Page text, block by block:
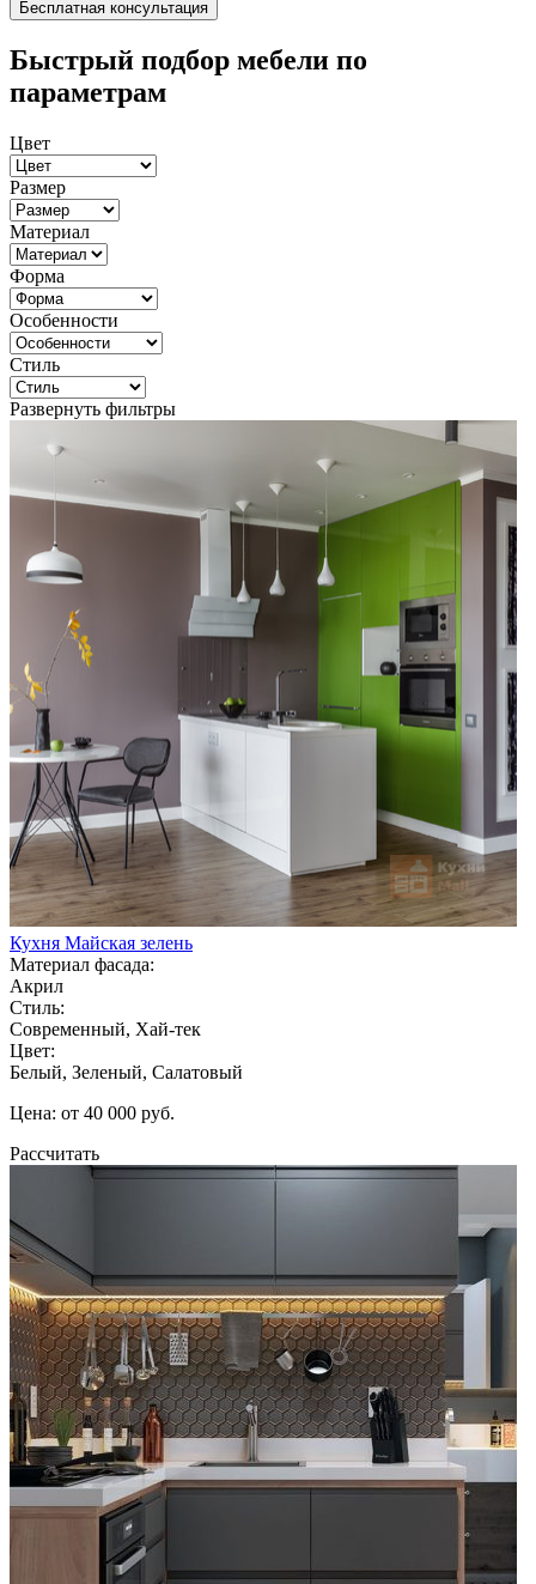
Быстрый подбор мебели по
параметрам
Цвет
Размер
Материал
Форма
Особенности
Стиль
Развернуть фильтры
Кухня Майская зелень
Материал фасада:
Акрил
Стиль:
Современный, Хай-тек
Цвет:
Белый, Зеленый, Салатовый
Цена: от 40 000 руб.
Рассчитать